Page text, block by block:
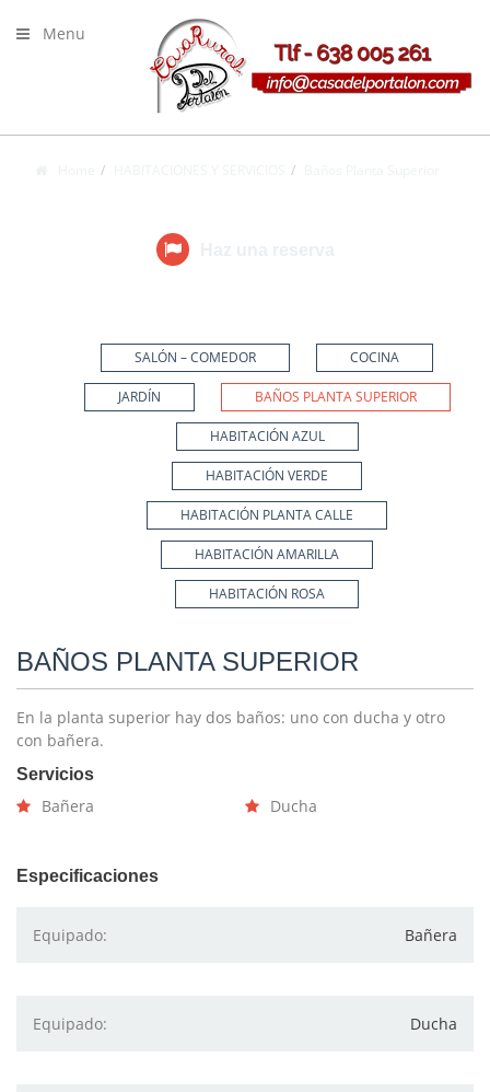
Menu
SALÓN – COMEDOR COCINA
JARDÍN BAÑOS PLANTA SUPERIOR
HABITACIÓN AZUL
HABITACIÓN VERDE
HABITACIÓN PLANTA CALLE
HABITACIÓN AMARILLA
HABITACIÓN ROSA
BAÑOS PLANTA SUPERIOR
En la planta superior hay dos baños: uno con ducha y otro
con bañera.
Servicios
Bañera Ducha
Especificaciones
Equipado: Bañera
Equipado: Ducha